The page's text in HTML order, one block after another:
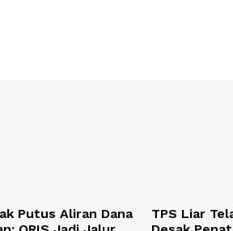
Putus Aliran Dana
TPS Liar